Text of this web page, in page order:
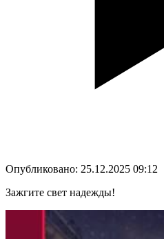
Опубликовано: 25.12.2025 09:12
Зажгите свет надежды!